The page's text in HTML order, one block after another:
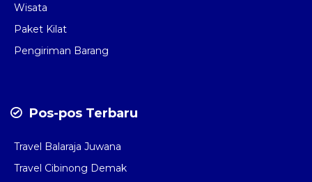
Wisata
Paket Kilat
Pengiriman Barang
Pos-pos Terbaru
Travel Balaraja Juwana
Travel Cibinong Demak